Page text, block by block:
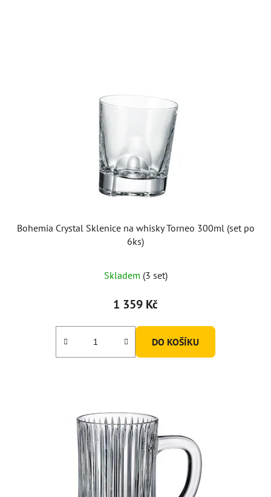
Bohemia Crystal Sklenice na whisky Torneo 300ml (set po
6ks)
Skladem (3 set)
1 359 Kč
DO KOŠÍKU